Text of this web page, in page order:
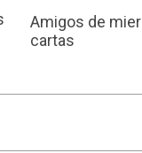
Amigos de
cartas